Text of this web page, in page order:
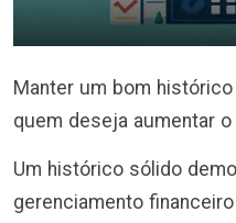
Manter um bom
quem deseja aumentar
Um histórico sólido
gerenciamento